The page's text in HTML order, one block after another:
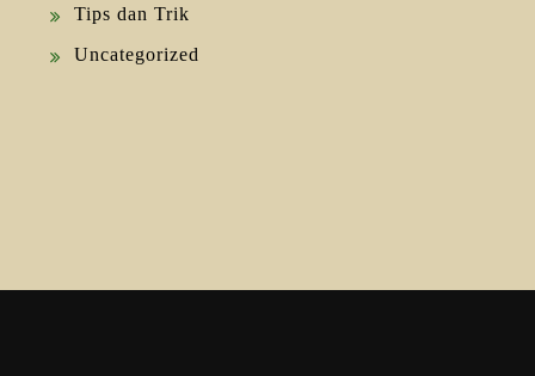
Tips dan Trik
Uncategorized